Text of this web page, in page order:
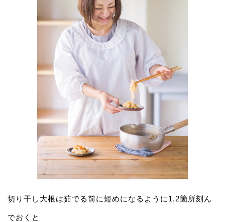
切り干し大根は茹でる前に短めになるように1,2箇所刻ん
でおくと